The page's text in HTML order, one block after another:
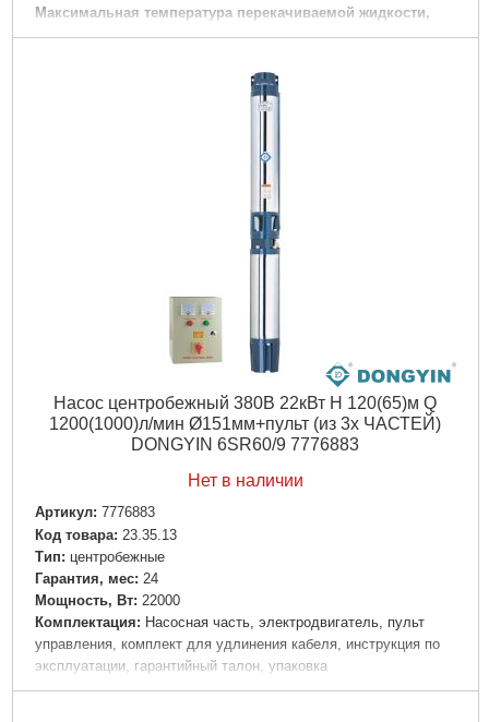
Максимальная температура перекачиваемой жидкости,
°C: 99
310x120x100 мм
Насос центробежный 380В 22кВт H 120(65)м Q
1200(1000)л/мин Ø151мм+пульт (из 3х ЧАСТЕЙ)
DONGYIN 6SR60/9 7776883
Нет в наличии
Артикул: 7776883
Код товара: 23.35.13
Tип: центробежные
Гарантия, мес: 24
Мощность, Вт: 22000
Комплектация: Насосная часть, электродвигатель, пульт
управления, комплект для удлинения кабеля, инструкция по
эксплуатации, гарантийный талон, упаковка
Максимальный напор, м: 120